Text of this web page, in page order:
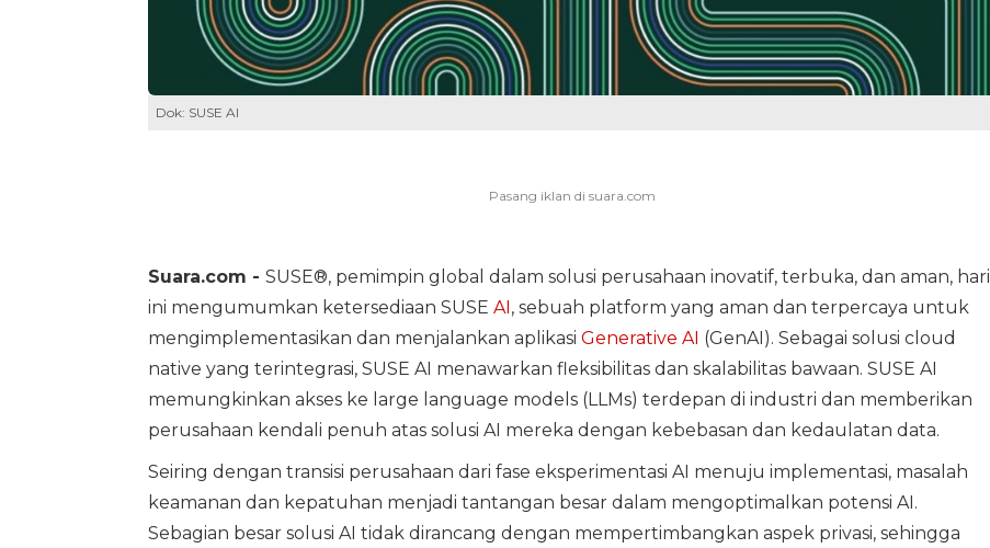
Dok: SUSE AI
Suara.com - SUSE®, pemimpin global dalam solusi perusahaan inovatif, terbuka, dan aman, hari
ini mengumumkan ketersediaan SUSE AI, sebuah platform yang aman dan terpercaya untuk
mengimplementasikan dan menjalankan aplikasi Generative AI (GenAI). Sebagai solusi cloud
native yang terintegrasi, SUSE AI menawarkan fleksibilitas dan skalabilitas bawaan. SUSE AI
memungkinkan akses ke large language models (LLMs) terdepan di industri dan memberikan
perusahaan kendali penuh atas solusi AI mereka dengan kebebasan dan kedaulatan data.
Seiring dengan transisi perusahaan dari fase eksperimentasi AI menuju implementasi, masalah
keamanan dan kepatuhan menjadi tantangan besar dalam mengoptimalkan potensi AI.
Sebagian besar solusi AI tidak dirancang dengan mempertimbangkan aspek privasi, sehingga